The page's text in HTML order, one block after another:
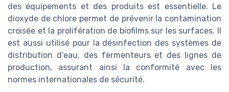
des équipements et des produits est essentielle. Le
dioxyde de chlore permet de prévenir la contamination
croisée et la prolifération de biofilms sur les surfaces. Il
est aussi utilisé pour la désinfection des systèmes de
distribution d’eau, des fermenteurs et des lignes de
production, assurant ainsi la conformité avec les
normes internationales de sécurité.